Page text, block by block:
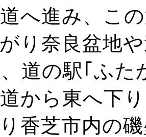
へ進み、こ
り奈良盆地
道の駅｢ふた
から東へ下
香芝市内の